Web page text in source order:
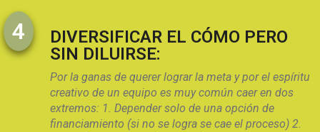
4
DIVERSIFICAR EL CÓMO PERO
SIN DILUIRSE:
Por la ganas de querer lograr la meta y por el espíritu
creativo de un equipo es muy común caer en dos
extremos: 1. Depender solo de una opción de
financiamiento (si no se logra se cae el proceso) 2.